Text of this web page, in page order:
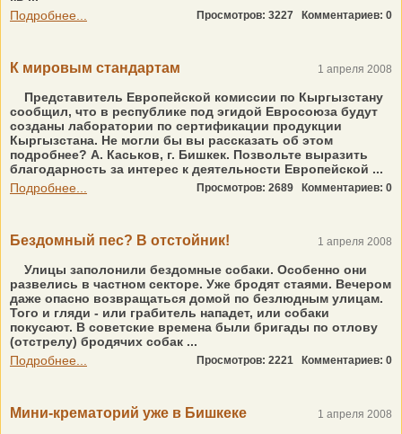
Подробнее...
Просмотров: 3227 Комментариев: 0
К мировым стандартам 1 апреля 2008
Представитель Европейской комиссии по Кыргызстану
сообщил, что в республике под эгидой Евросоюза будут
созданы лаборатории по сертификации продукции
Кыргызстана. Не могли бы вы рассказать об этом
подробнее? А. Каськов, г. Бишкек. Позвольте выразить
благодарность за интерес к деятельности Европейской ...
Подробнее...
Просмотров: 2689 Комментариев: 0
Бездомный пес? В отстойник! 1 апреля 2008
Улицы заполонили бездомные собаки. Особенно они
развелись в частном секторе. Уже бродят стаями. Вечером
даже опасно возвращаться домой по безлюдным улицам.
Того и гляди - или грабитель нападет, или собаки
покусают. В советские времена были бригады по отлову
(отстрелу) бродячих собак ...
Подробнее...
Просмотров: 2221 Комментариев: 0
Мини-крематорий уже в Бишкеке 1 апреля 2008